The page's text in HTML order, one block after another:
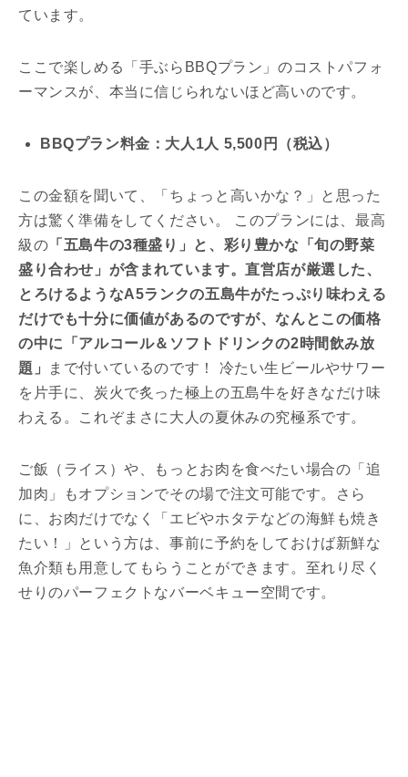
ています。
ここで楽しめる「手ぶらBBQプラン」のコストパフォ
ーマンスが、本当に信じられないほど高いのです。
BBQプラン料金：大人1人 5,500円（税込）
この金額を聞いて、「ちょっと高いかな？」と思った
方は驚く準備をしてください。 このプランには、最高
級の 「五島牛の3種盛り」と、彩り豊かな「旬の野菜
盛り合わせ」が含まれています。直営店が厳選した、
とろけるようなA5ランクの五島牛がたっぷり味わえる
だけでも十分に価値があるのですが、なんとこの価格
の中に「アルコール＆ソフトドリンクの2時間飲み放
題」
まで付いているのです！ 冷たい生ビールやサワー
を片手に、炭火で炙った極上の五島牛を好きなだけ味
わえる。これぞまさに大人の夏休みの究極系です。
ご飯（ライス）や、もっとお肉を食べたい場合の「追
加肉」もオプションでその場で注文可能です。さら
に、お肉だけでなく「エビやホタテなどの海鮮も焼き
たい！」という方は、事前に予約をしておけば新鮮な
魚介類も用意してもらうことができます。至れり尽く
せりのパーフェクトなバーベキュー空間です。